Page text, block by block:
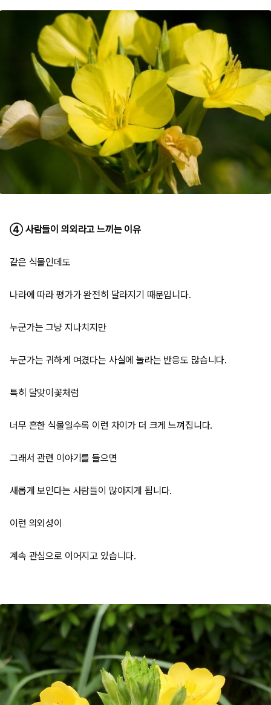
④ 사람들이 의외라고 느끼는 이유
같은 식물인데도
나라에 따라 평가가 완전히 달라지기 때문입니다.
누군가는 그냥 지나치지만
누군가는 귀하게 여겼다는 사실에 놀라는 반응도 많습니다.
특히 달맞이꽃처럼
너무 흔한 식물일수록 이런 차이가 더 크게 느껴집니다.
그래서 관련 이야기를 들으면
새롭게 보인다는 사람들이 많아지게 됩니다.
이런 의외성이
계속 관심으로 이어지고 있습니다.